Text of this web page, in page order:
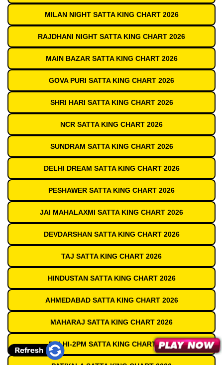
MILAN NIGHT SATTA KING CHART 2026
RAJDHANI NIGHT SATTA KING CHART 2026
MAIN BAZAR SATTA KING CHART 2026
GOVA PURI SATTA KING CHART 2026
SHRI HARI SATTA KING CHART 2026
NCR SATTA KING CHART 2026
SUNDRAM SATTA KING CHART 2026
DELHI DREAM SATTA KING CHART 2026
PESHAWER SATTA KING CHART 2026
JAI MAHALAXMI SATTA KING CHART 2026
DEVDARSHAN SATTA KING CHART 2026
TAJ SATTA KING CHART 2026
HINDUSTAN SATTA KING CHART 2026
AHMEDABAD SATTA KING CHART 2026
MAHARAJ SATTA KING CHART 2026
DELHI-2PM SATTA KING CHART 2026